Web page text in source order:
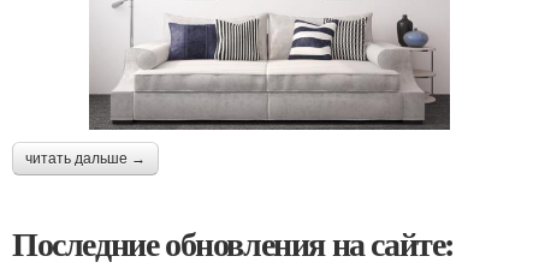
читать дальше →
Последние обновления на сайте: